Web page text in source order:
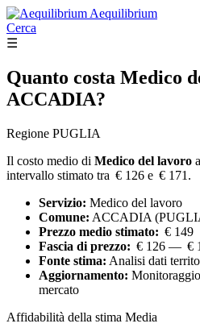
Aequilibrium
Cerca
☰
Quanto costa Medico
ACCADIA?
Regione PUGLIA
Il costo medio di Medico del lavoro
intervallo stimato tra € 126 e € 171.
Servizio: Medico del lavoro
Comune: ACCADIA
Prezzo medio stimato: € 149
Fascia di prezzo: € 126 — €
Fonte stima: Analisi dati
Aggiornamento:
mercato
Affidabilità della stima Media